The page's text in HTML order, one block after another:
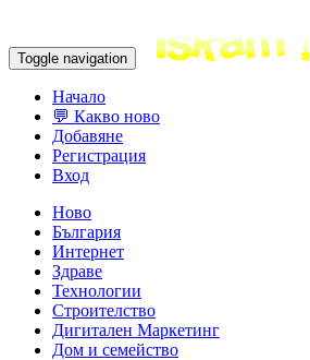
Toggle navigation
Начало
💬 Какво ново
Добавяне
Регистрация
Вход
Ново
България
Интернет
Здраве
Технологии
Строителство
Дигитален Маркетинг
Дом и семейство